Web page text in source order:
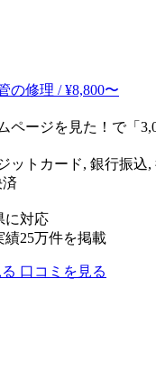
の修理 / ¥8,800〜
ページを見た！で「
ットカード, 銀行振込
に対応
績25万件を掲載
口コミを見る